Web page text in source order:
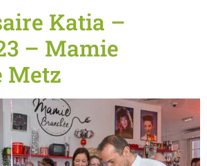
Katia –
– Mamie
Metz